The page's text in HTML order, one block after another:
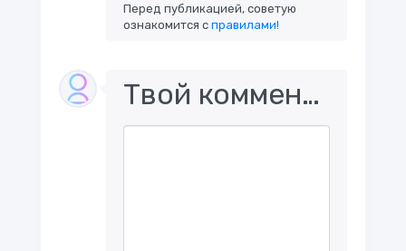
Перед публикацией, советую
ознакомится справилами!
Твой комментарий..